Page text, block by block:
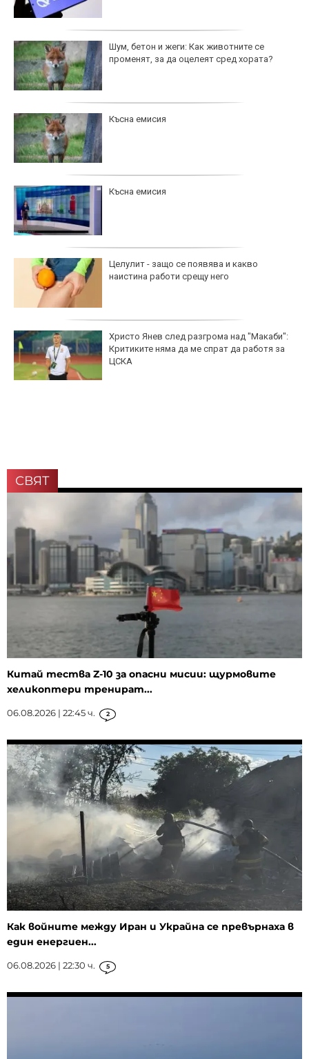
Шум, бетон и жеги: Как животните се
променят, за да оцелеят сред хората?
Късна емисия
Късна емисия
Целулит - защо се появява и какво
наистина работи срещу него
Христо Янев след разгрома над "Макаби":
Критиките няма да ме спрат да работя за
ЦСКА
СВЯТ
Китай тества Z-10 за опасни мисии: щурмовите
хеликоптери тренират...
06.08.2026 | 22:45 ч. 2
Как войните между Иран и Украйна се превърнаха в
един енергиен...
06.08.2026 | 22:30 ч. 5